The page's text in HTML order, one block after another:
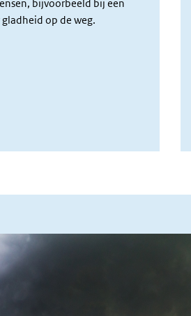
, bijvoorbeeld bij een
op de weg.